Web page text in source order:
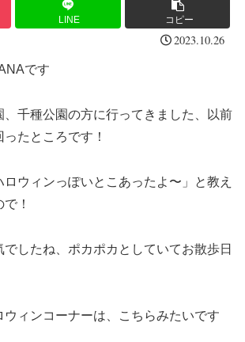
LINE コピー
2023.10.26
です
、千種公園の方に行ってきました、以前
たところです！
ウィンっぽいとこあったよ〜」と教え
！
したね、ポカポカとしていてお散歩日
ウィンコーナーは、こちらみたいです